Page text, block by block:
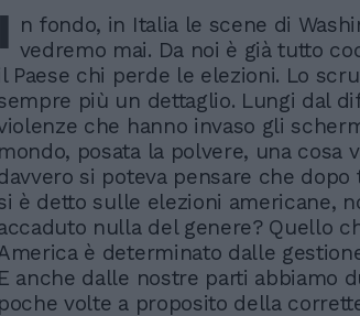
I n fondo, in Italia le scene di
vedremo mai. Da noi è già tutto
Paese chi perde le elezioni. Lo
più un dettaglio. Lungi dal
che hanno invaso gli
mondo, posata la polvere, una cosa
si poteva pensare che
è detto sulle elezioni americane,
nulla del genere? Quello
è determinato dalle
E anche dalle nostre parti abbiamo
poche volte a proposito della